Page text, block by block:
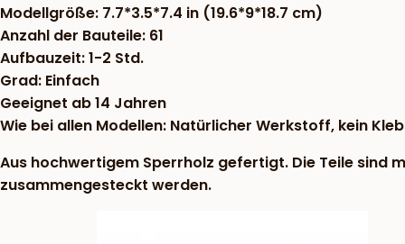
Modellgröße: 7.7*3.5*7.4 in (19.6*9*18.7 cm)
Anzahl der Bauteile: 61
Aufbauzeit: 1-2 Std.
Grad: Einfach
Geeignet ab 14 Jahren
Wie bei allen Modellen: Natürlicher Werkstoff, kein
Aus hochwertigem Sperrholz gefertigt. Die Teile sind
zusammengesteckt werden.